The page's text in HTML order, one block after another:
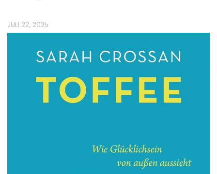
JULI 22, 2025